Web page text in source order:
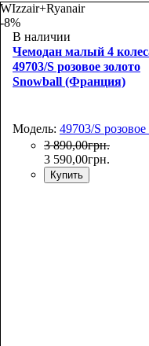
76х51х30+5
WIzzair+Ryanair
-8%
В наличии
Чемодан малый 4
49703/S розовое золото
Snowball (Франция)
Модель: 49703/S розовое
3 890,00грн.
3 590,00грн.
Купить